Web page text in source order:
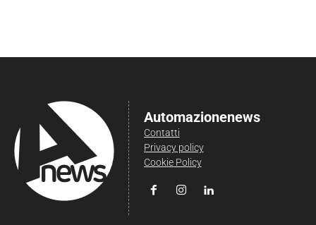
Automazionenews
Contatti
Privacy policy
Cookie Policy